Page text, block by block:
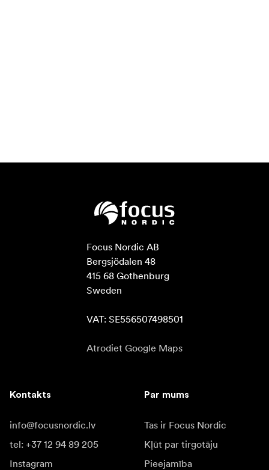
Focus Nordic AB
Bergsjödalen 48
415 68 Gothenburg
Sweden
VAT: SE556507498501
Atrodiet Google Maps
Kontakts
info@focusnordic.lv
tel: +37 12 94 89 205
Instagram
Par mums
Tas ir Focus Nordic
Kļūt par tirgotāju
Pieejamība